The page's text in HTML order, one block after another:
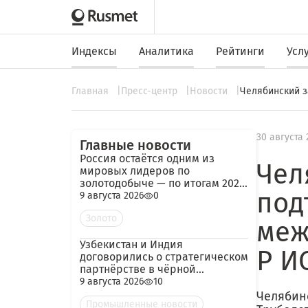
Индексы Аналитика Рейтинги
Главная Пресс-центр Новости Челябинский
Главные новости
Россия остаётся одним из
мировых лидеров по
золотодобыче — по итогам 2025
года добыча превысила 480
тонн
9 августа 2026
0
Золото
Узбекистан и Индия
договорились о стратегическом
партнёрстве в чёрной
металлургии
9 августа 2026
10
Промышленные новости
30 августа
Р